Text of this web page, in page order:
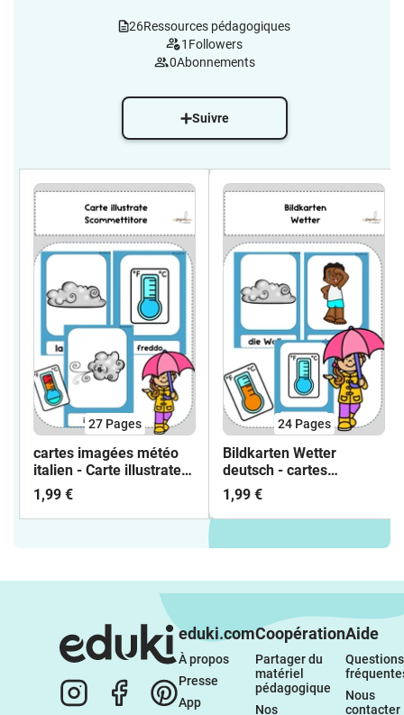
26Ressources pédagogiques
1 Followers
0Abonnements
Suivre
27 Pages
cartes imagées météo
italien - Carte illustrate
Scommettitore italiano
1,99 €
24 Pages
Bildkarten Wetter
deutsch - cartes
imagées météo
allemand
1,99 €
eduki.com
À propos
Presse
App
Coopération
Partager du
matériel
pédagogique
Nos
Aide
Questions
Nous
contacter